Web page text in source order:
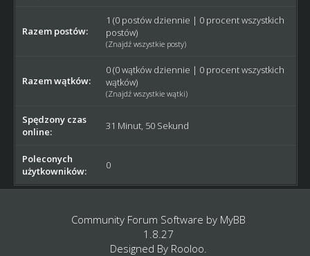
Razem postów:
1 (0 postów dziennie | 0 procent wszystkich
postów)
(Znajdź wszystkie posty)
Razem wątków:
0 (0 wątków dziennie | 0 procent wszystkich
wątków)
(Znajdź wszystkie wątki)
Spędzony czas
online:
31 Minut, 50 Sekund
Poleconych
użytkowników:
0
Community Forum Software by MyBB
1.8.27
Designed By Rooloo.